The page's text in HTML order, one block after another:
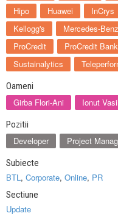
Hipo
Huawei InCrys
Kellogg's
Mercedes-Benz
ProCredit
ProCredit Bank
Sustainalytics
Oameni
Girba Flori-Ani Ionut
Pozitii
Developer Project
Subiecte
BTL, Corporate, Online, PR
Sectiune
Update